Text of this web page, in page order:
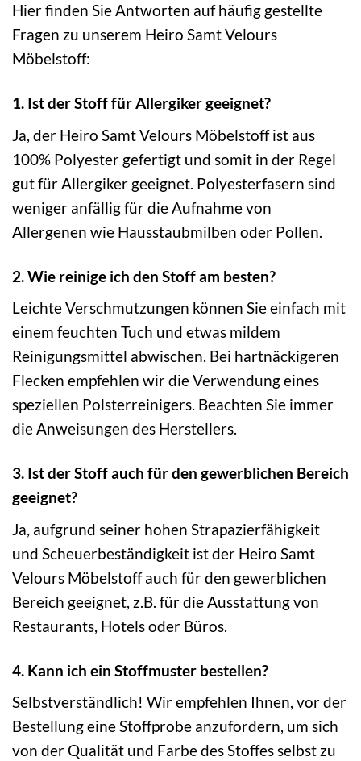
Hier finden Sie Antworten auf häufig gestellte
Fragen zu unserem Heiro Samt Velours
Möbelstoff:
1. Ist der Stoff für Allergiker geeignet?
Ja, der Heiro Samt Velours Möbelstoff ist aus
100% Polyester gefertigt und somit in der Regel
gut für Allergiker geeignet. Polyesterfasern sind
weniger anfällig für die Aufnahme von
Allergenen wie Hausstaubmilben oder Pollen.
2. Wie reinige ich den Stoff am besten?
Leichte Verschmutzungen können Sie einfach mit
einem feuchten Tuch und etwas mildem
Reinigungsmittel abwischen. Bei hartnäckigeren
Flecken empfehlen wir die Verwendung eines
speziellen Polsterreinigers. Beachten Sie immer
die Anweisungen des Herstellers.
3. Ist der Stoff auch für den gewerblichen Bereich
geeignet?
Ja, aufgrund seiner hohen Strapazierfähigkeit
und Scheuerbeständigkeit ist der Heiro Samt
Velours Möbelstoff auch für den gewerblichen
Bereich geeignet, z.B. für die Ausstattung von
Restaurants, Hotels oder Büros.
4. Kann ich ein Stoffmuster bestellen?
Selbstverständlich! Wir empfehlen Ihnen, vor der
Bestellung eine Stoffprobe anzufordern, um sich
von der Qualität und Farbe des Stoffes selbst zu